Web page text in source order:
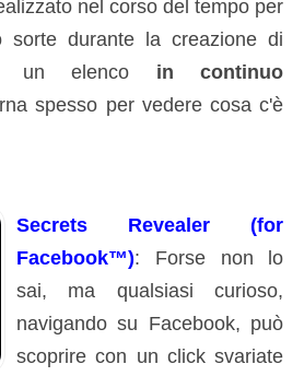
nel corso del tempo per
sorte durante la creazione di
un elenco in continuo
spesso per vedere cosa c'è
Secrets Revealer (for
Facebook™): Forse non lo
sai, ma qualsiasi curioso,
navigando su Facebook, può
scoprire con un click svariate